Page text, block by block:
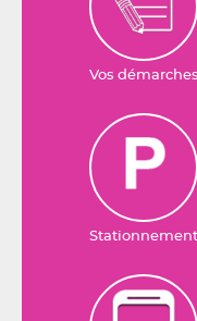
Vos démarches
Stationnement